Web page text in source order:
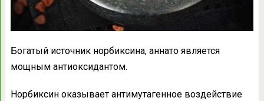
Богатый источник норбиксина, аннато является
мощным антиоксидантом.
Норбиксин оказывает антимутагенное воздействие